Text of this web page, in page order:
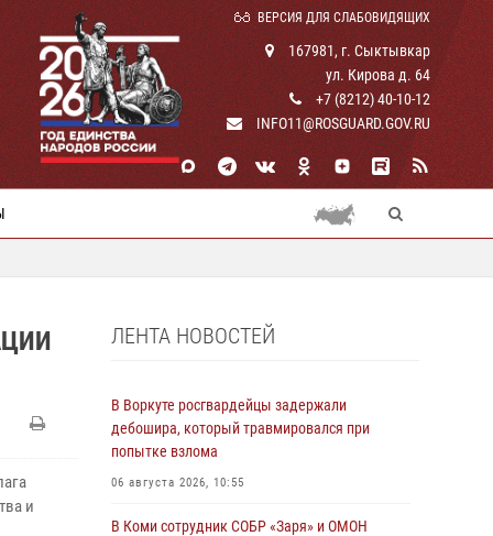
ВЕРСИЯ ДЛЯ СЛАБОВИДЯЩИХ
167981, г. Сыктывкар
ул. Кирова д. 64
+7 (8212) 40-10-12
INFO11@ROSGUARD.GOV.RU
и
ЛЕНТА НОВОСТЕЙ
В Воркуте росгвардейцы задержали
дебошира, который травмировался при
попытке взлома
06 августа 2026, 10:55
В Коми сотрудник СОБР «Заря» и ОМОН